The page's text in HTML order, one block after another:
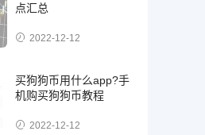
点汇总
2022-12-12
买狗狗币用什么app?手
机购买狗狗币教程
2022-12-12